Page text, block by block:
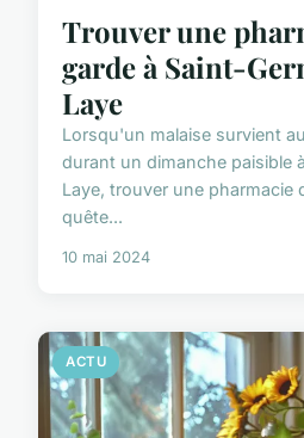
Trouver une
garde à Saint-
Laye
Lorsqu'un malaise survient
durant un dimanche paisible
Laye, trouver une pharmacie
quête...
10 mai 2024
ACTU